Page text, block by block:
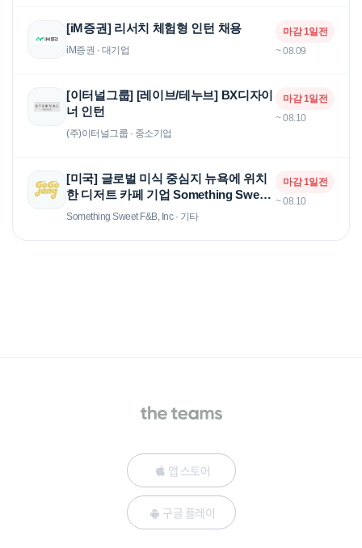
[iM증권] 리서치 체험형 인턴 채용
iM증권 · 대기업
마감 1일전
~ 08.09
[이터널그룹] [레이브/테누브] BX디자이
너 인턴
(주)이터널그룹 · 중소기업
마감 1일전
~ 08.10
[미국] 글로벌 미식 중심지 뉴욕에 위치
한 디저트 카페 기업 Something Sweet
F&B, Inc - 제과 베이커 인턴 채용
Something Sweet F&B, Inc · 기타
마감 1일전
~ 08.10
앱 스토어
구글 플레이